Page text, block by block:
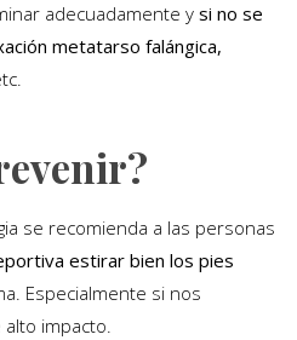
adecuadamente y si no se
metatarso falángica,
se recomienda a las personas
estirar bien los pies
Especialmente si nos
impacto.